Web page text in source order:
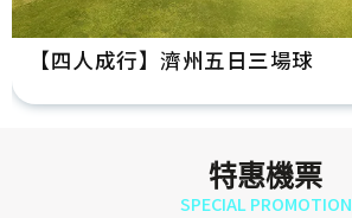
【四人成行】濟州五日三場球
特惠機票
SPECIAL PROMOTION